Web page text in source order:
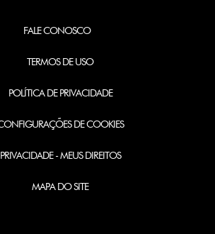
FALE CONOSCO
TERMOS DE USO
POLÍTICA DE PRIVACIDADE
DE COOKIES
PRIVACIDADE - MEUS DIREITOS
MAPA DO SITE